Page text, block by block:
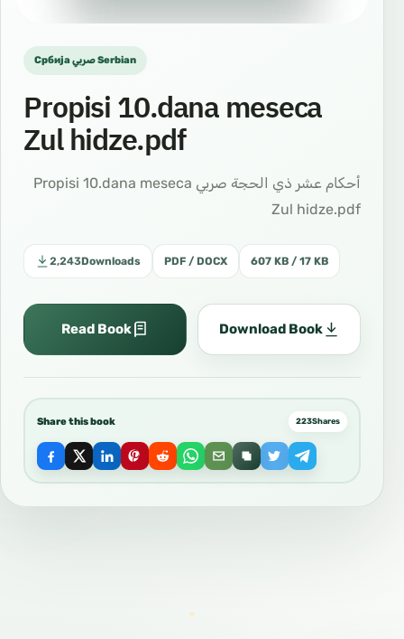
Србија صربي Serbian
Propisi 10.dana meseca
Zul hidze.pdf
أحكام عشر ذي الحجة صربي Propisi 10.dana meseca
Zul hidze.pdf
2,243Downloads PDF / DOCX 607 KB / 17 KB
Read Book Download Book
Share this book 223Shares